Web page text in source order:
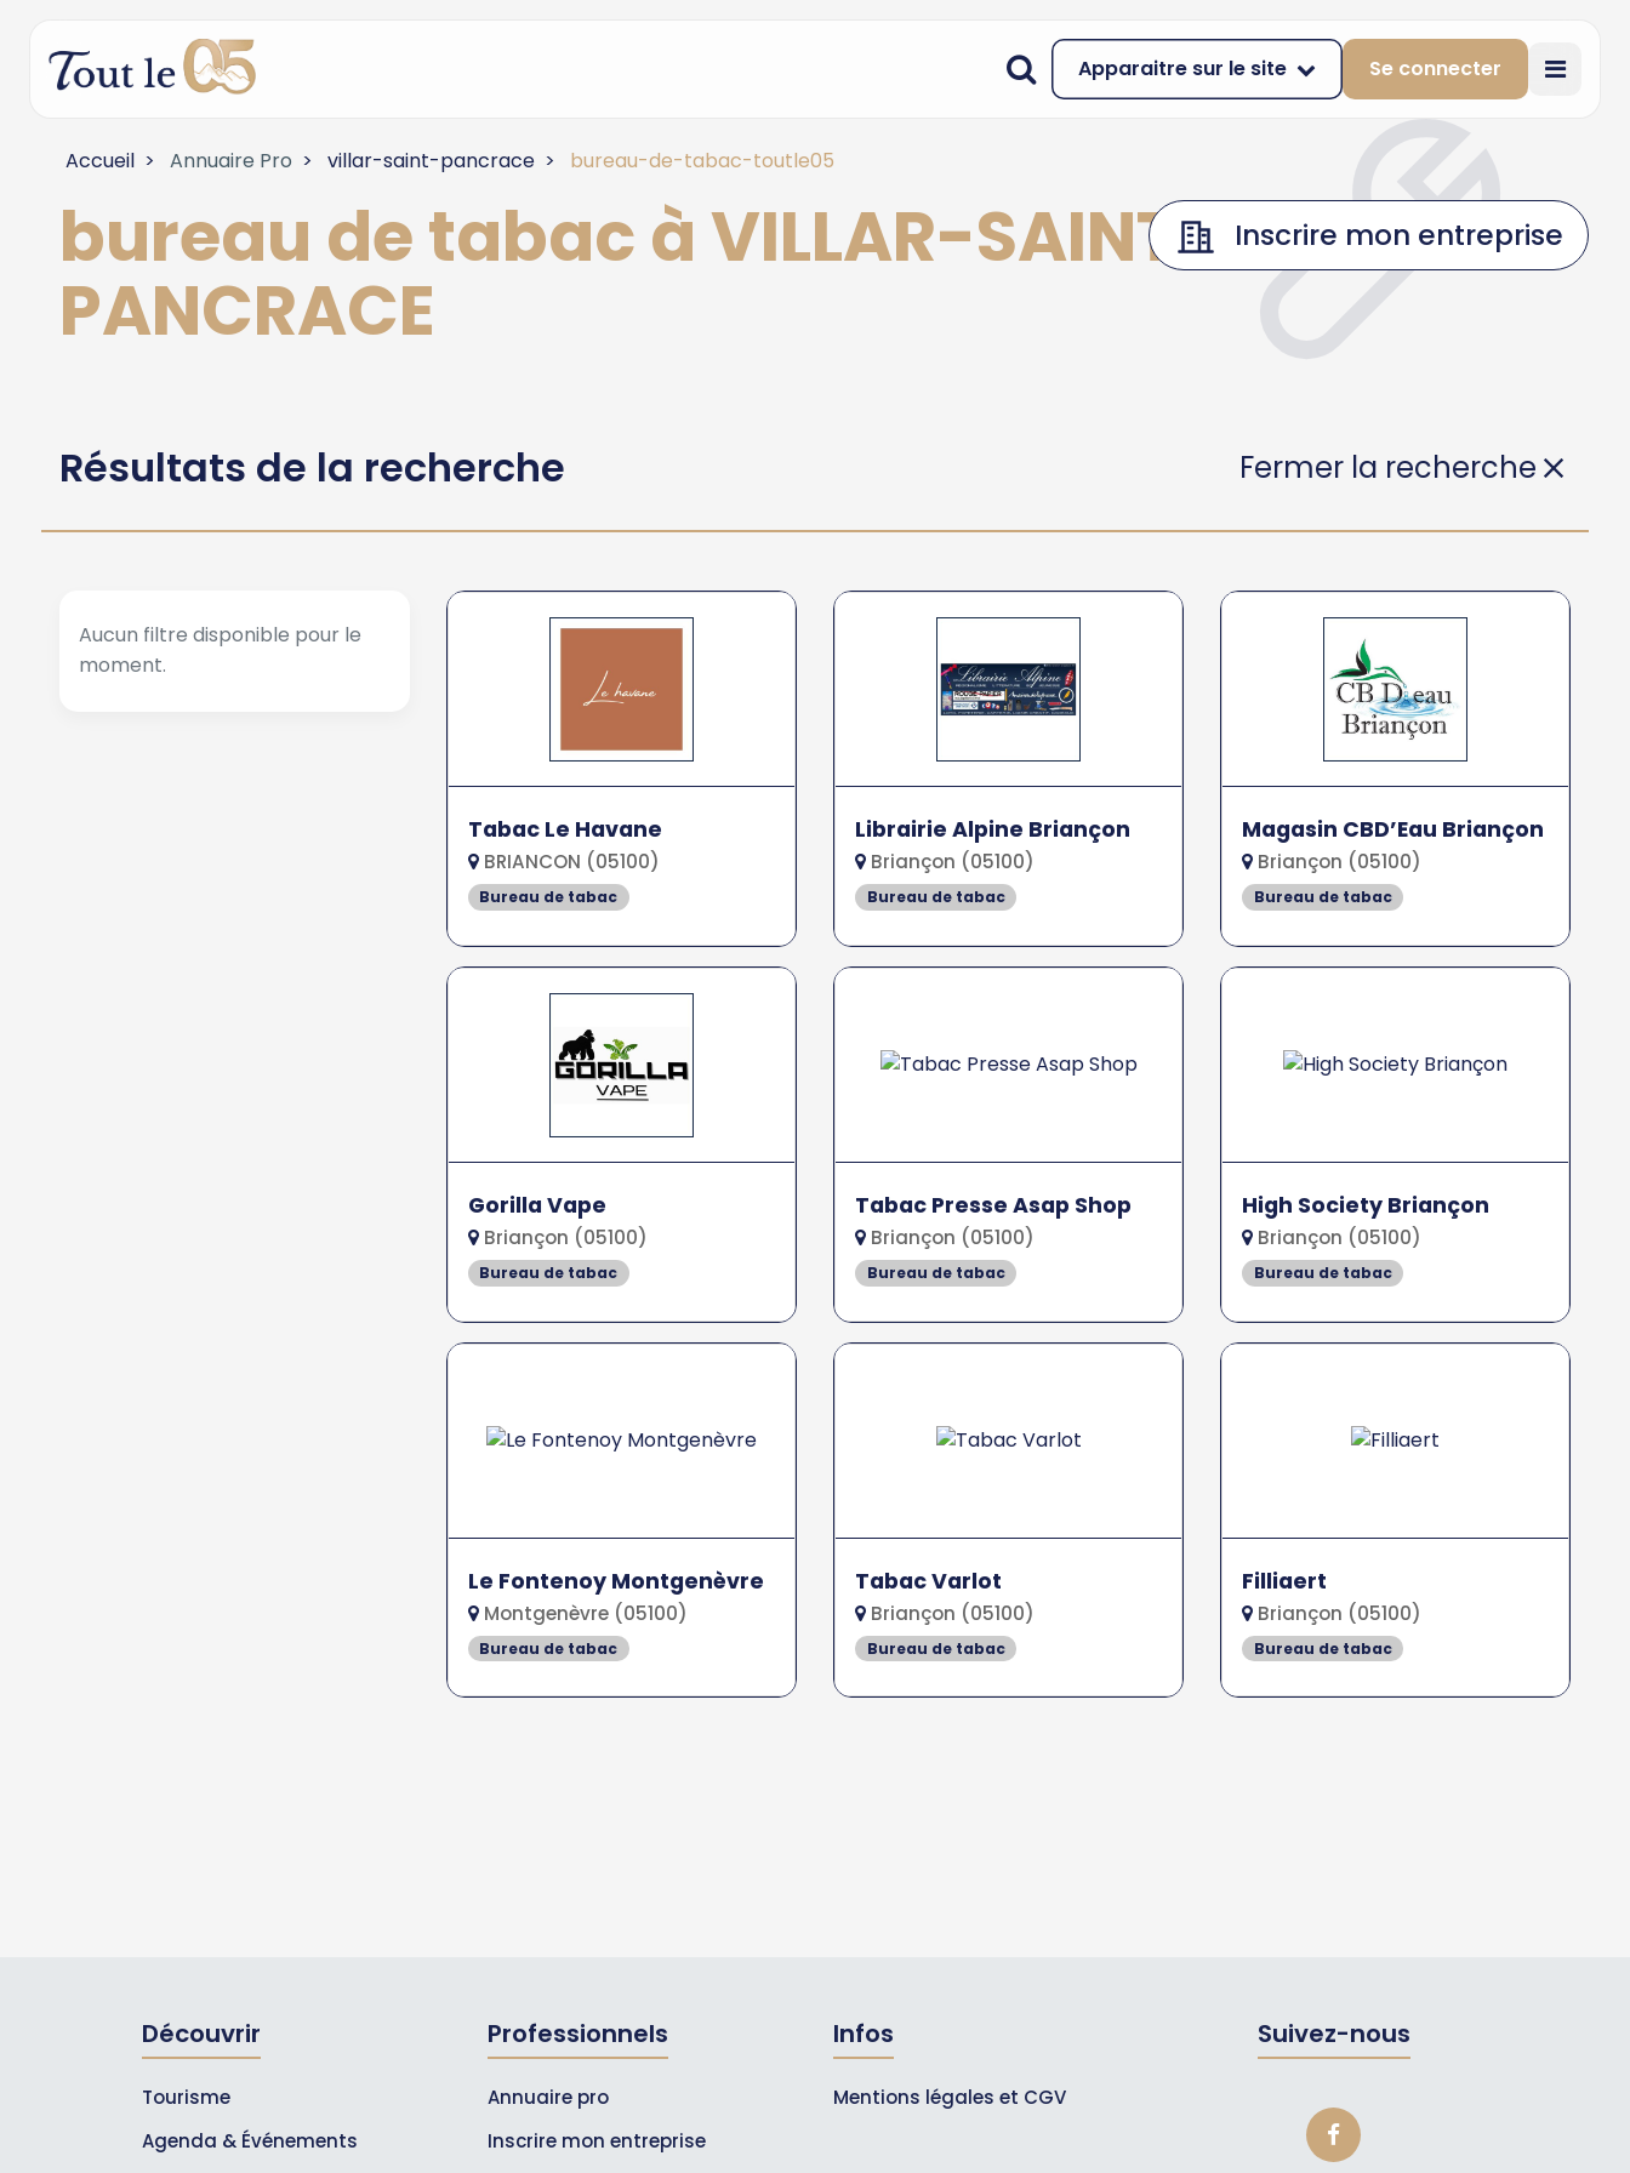
Apparaitre sur le site Se connecter
Accueil Annuaire Pro villar-saint-pancrace bureau-de-tabac-toutle05
bureau de tabac à VILLAR-SAINT-
PANCRACE
Inscrire mon entreprise
Résultats de la recherche Fermer la recherche
Aucun filtre disponible pour le
moment.
Tabac Le Havane
BRIANCON (05100)
Bureau de tabac
Librairie Alpine Briançon
Briançon (05100)
Bureau de tabac
Magasin CBD’Eau Briançon
Briançon (05100)
Bureau de tabac
Gorilla Vape
Briançon (05100)
Bureau de tabac
Tabac Presse Asap Shop
Briançon (05100)
Bureau de tabac
High Society Briançon
Briançon (05100)
Bureau de tabac
Le Fontenoy Montgenèvre
Montgenèvre (05100)
Bureau de tabac
Tabac Varlot
Briançon (05100)
Bureau de tabac
Filliaert
Briançon (05100)
Bureau de tabac
Découvrir
Tourisme
Agenda & Événements
Professionnels
Annuaire pro
Inscrire mon entreprise
Infos
Mentions légales et CGV
Suivez-nous